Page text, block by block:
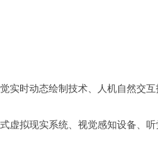
实时动态绘制技术、人机自然交
虚拟现实系统、视觉感知设备、